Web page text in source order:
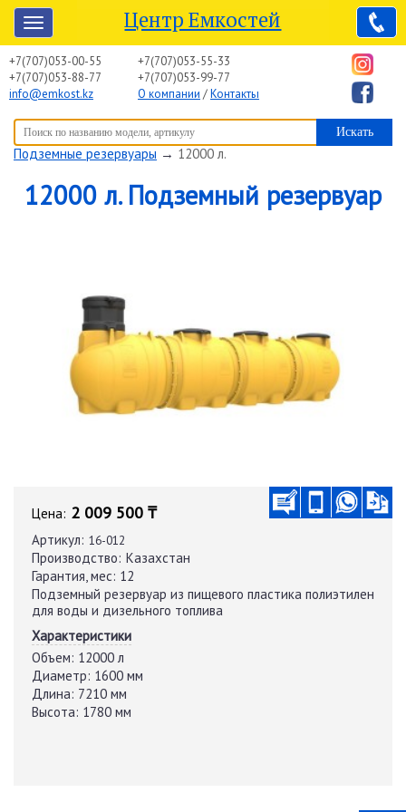
Центр Емкостей
+7(707)053-00-55
+7(707)053-88-77
info@emkost.kz
+7(707)053-55-33
+7(707)053-99-77
О компании /Контакты
Вы здесь:Центр Емкостей→ Емкостное оборудование→
Подземные резервуары → 12000 л.
12000 л. Подземный резервуар
Цена: 2 009 500 ₸
Артикул: 16-012
Производство: Казахстан
Гарантия, мес: 12
Подземный резервуар из пищевого пластика полиэтилен
для воды и дизельного топлива
Характеристики
Объем: 12000 л
Диаметр: 1600 мм
Длина: 7210 мм
Высота: 1780 мм